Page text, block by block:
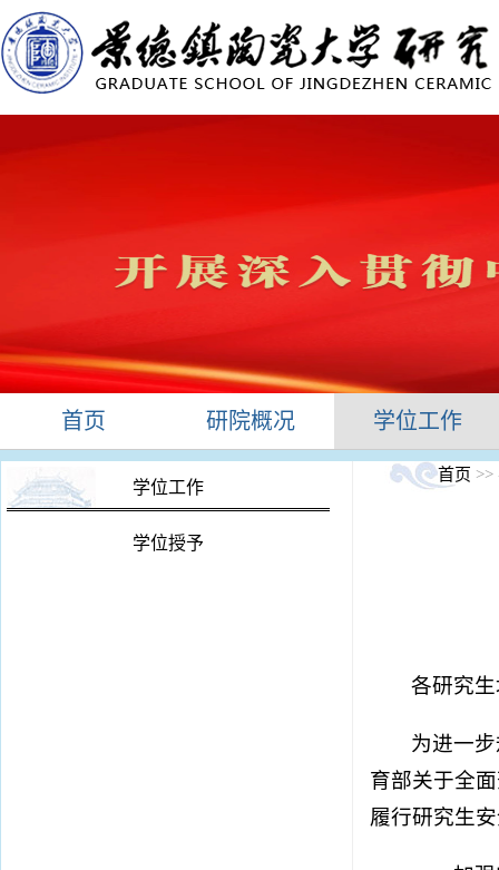
首页 研院概况 学位工作
学位工作
学位授予
首页 >>
各研究
为进一
育部关于全
履行研究生